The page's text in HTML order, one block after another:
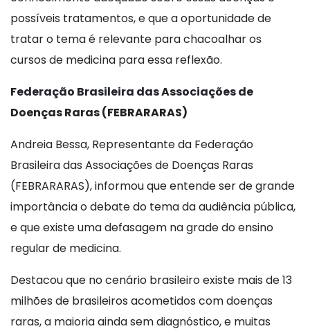
possíveis tratamentos, e que a oportunidade de
tratar o tema é relevante para chacoalhar os
cursos de medicina para essa reflexão.
Federação Brasileira das Associações de
Doenças Raras (FEBRARARAS)
Andreia Bessa, Representante da Federação
Brasileira das Associações de Doenças Raras
(FEBRARARAS), informou que entende ser de grande
importância o debate do tema da audiência pública,
e que existe uma defasagem na grade do ensino
regular de medicina.
Destacou que no cenário brasileiro existe mais de 13
milhões de brasileiros acometidos com doenças
raras, a maioria ainda sem diagnóstico, e muitas